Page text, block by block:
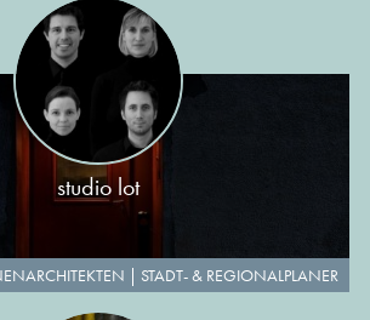
studio lot
| STADT- & REGIONALPLANER